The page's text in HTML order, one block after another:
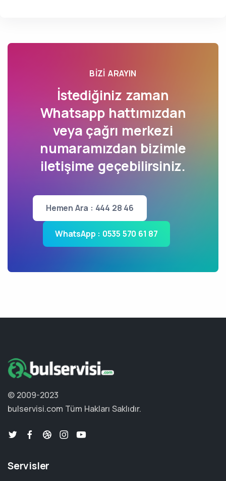
BIZI ARAYIN
İstediğiniz zaman
Whatsapp hattımızdan
veya çağrı merkezi
numaramızdan bizimle
iletişime geçebilirsiniz.
Hemen Ara : 444 28 46
WhatsApp : 0535 570 61 87
© 2009-2023
bulservisi.com Tüm Hakları Saklıdır.
Servisler